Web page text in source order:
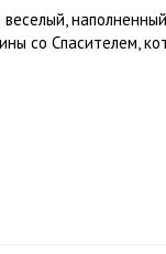
со Спасителем,